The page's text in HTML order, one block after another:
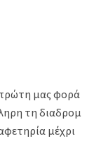
πρώτη μας φορά
τη διαδρομή
μέχρι